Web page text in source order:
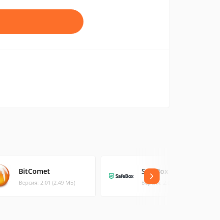
BitComet
Версия: 2.01 (2.49 МБ)
SafeBox
Версия: 2.0.3 (24.02 МБ)